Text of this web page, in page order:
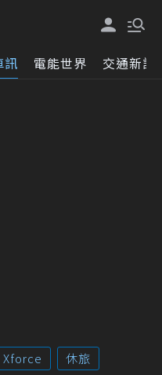
訊 電能世界 交通新訊
Xforce
休旅